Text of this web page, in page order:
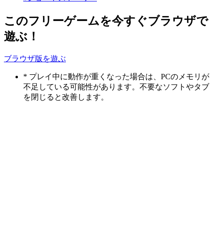
このフリーゲームを今すぐブラウザで
遊ぶ！
ブラウザ版を遊ぶ
* プレイ中に動作が重くなった場合は、PCのメモリが
不足している可能性があります。不要なソフトやタブ
を閉じると改善します。